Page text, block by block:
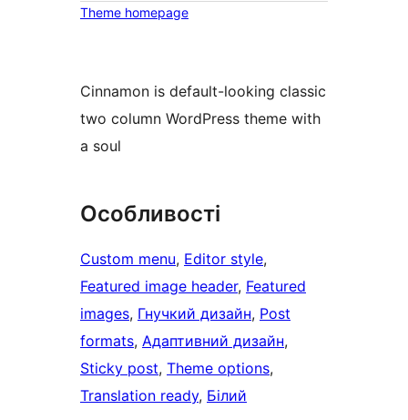
Theme homepage
Cinnamon is default-looking classic
two column WordPress theme with
a soul
Особливості
Custom menu, Editor style
Featured image header, Featured
images, Гнучкий дизайн, Post
formats, Адаптивний дизайн
Sticky post, Theme options
Translation ready, Білий